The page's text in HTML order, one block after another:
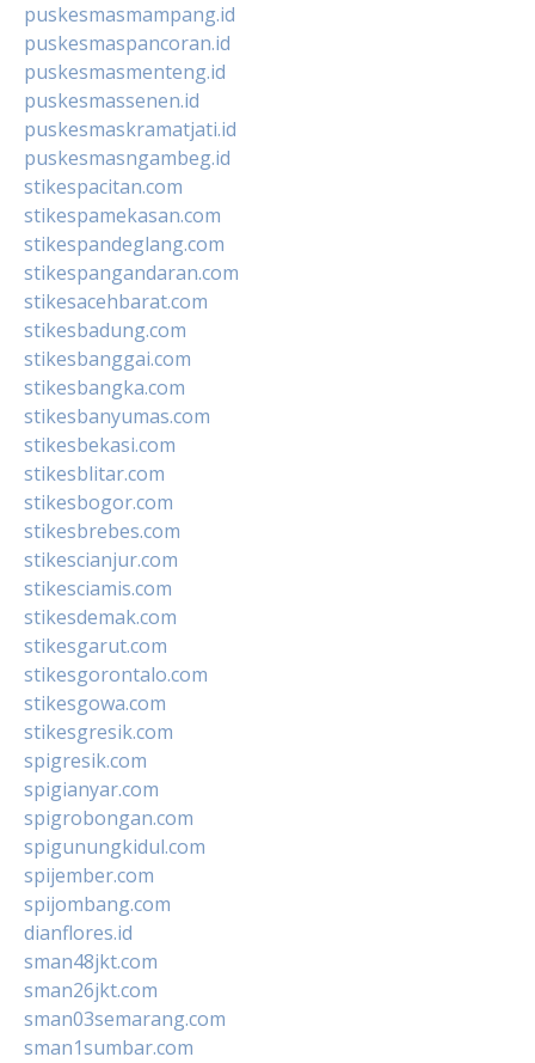
puskesmasmampang.id
puskesmaspancoran.id
puskesmasmenteng.id
puskesmassenen.id
puskesmaskramatjati.id
puskesmasngambeg.id
stikespacitan.com
stikespamekasan.com
stikespandeglang.com
stikespangandaran.com
stikesacehbarat.com
stikesbadung.com
stikesbanggai.com
stikesbangka.com
stikesbanyumas.com
stikesbekasi.com
stikesblitar.com
stikesbogor.com
stikesbrebes.com
stikescianjur.com
stikesciamis.com
stikesdemak.com
stikesgarut.com
stikesgorontalo.com
stikesgowa.com
stikesgresik.com
spigresik.com
spigianyar.com
spigrobongan.com
spigunungkidul.com
spijember.com
spijombang.com
dianflores.id
sman48jkt.com
sman26jkt.com
sman03semarang.com
sman1sumbar.com